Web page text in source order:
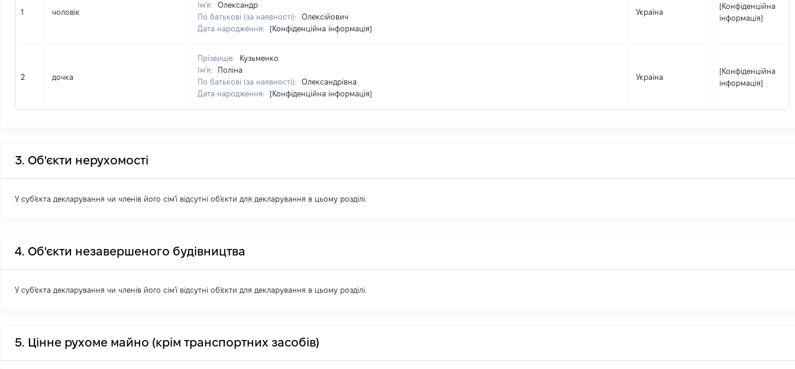
1 чоловік
Ім'я:
Олександр
По батькові (за наявності):
Олексійович
Дата народження:
[Конфіденційна інформація]
Україна
[Конфіденційна
інформація]
2 дочка
Прізвище:
Кузьменко
Ім'я:
Поліна
По батькові (за наявності):
Олександрівна
Дата народження:
[Конфіденційна інформація]
Україна
[Конфіденційна
інформація]
3. Об'єкти нерухомості
У суб'єкта декларування чи членів його сім'ї відсутні об'єкти для декларування в цьому розділі.
4. Об'єкти незавершеного будівництва
У суб'єкта декларування чи членів його сім'ї відсутні об'єкти для декларування в цьому розділі.
5. Цінне рухоме майно (крім транспортних засобів)